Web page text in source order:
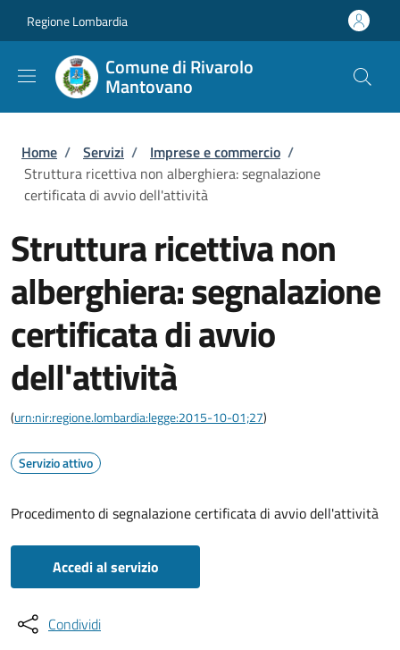
Regione Lombardia
Comune di Rivarolo
Mantovano
Briciole di pane
Home / Servizi / Imprese e commercio /
Struttura ricettiva non alberghiera: segnalazione
certificata di avvio dell'attività
Struttura ricettiva non
alberghiera: segnalazione
certificata di avvio
dell'attività
(urn:nir:regione.lombardia:legge:2015-10-01;27)
Servizio attivo
Procedimento di segnalazione certificata di avvio dell'attività
Accedi al servizio
Condividi